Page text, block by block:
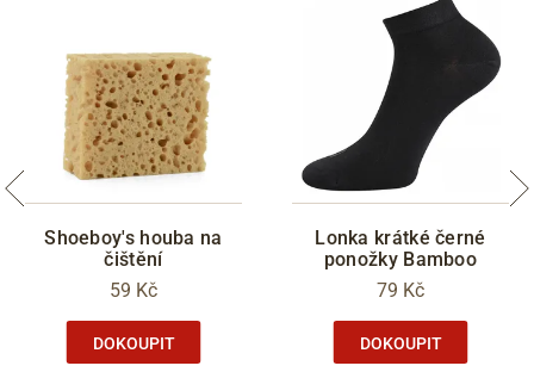
Shoeboy's houba na
čištění
59 Kč
DOKOUPIT
Lonka krátké černé
ponožky Bamboo
79 Kč
DOKOUPIT